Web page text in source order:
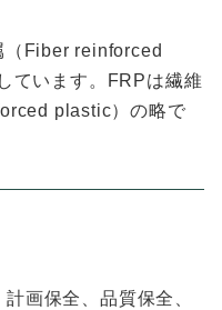
Fiber reinforced
ています。FRPは繊維
plastic）の略で
画保全、品質保全、